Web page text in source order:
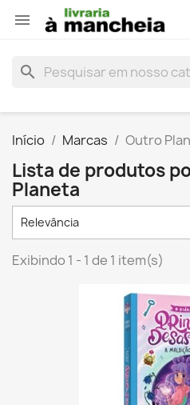

search
Início Marcas Outro
Lista de produtos
Planeta
Relevância
Exibindo 1 - 1 de 1 item(s)